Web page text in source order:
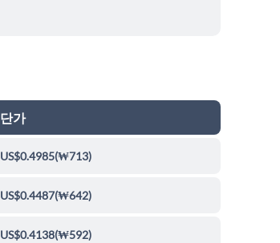
단가
US$0.4985(₩713)
US$0.4487(₩642)
US$0.4138(₩592)